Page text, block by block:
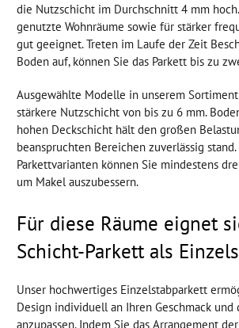
die Nutzschicht im Durchschnitt 4 mm
genutzte Wohnräume sowie für stärker
gut geeignet. Treten im Laufe der Zeit
Boden auf, können Sie das Parkett bis zu
Ausgewählte Modelle in unserem
stärkere Nutzschicht von bis zu 6 mm.
hohen Deckschicht hält den großen
beanspruchten Bereichen zuverlässig stand.
Parkettvarianten können Sie mindestens
um Makel auszubessern.
Für diese Räume eignet
Schicht-Parkett als
Unser hochwertiges Einzelstabparkett
Design individuell an Ihren Geschmack und
anzupassen. Indem Sie das Arrangement